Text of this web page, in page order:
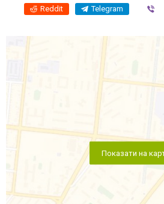
Reddit Telegram
Показати на